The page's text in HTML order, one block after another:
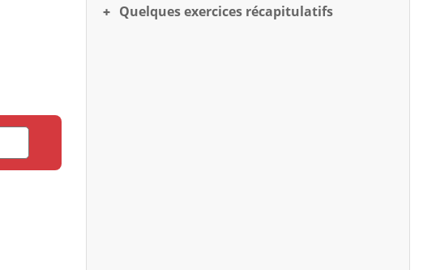
Quelques exercices récapitulatifs